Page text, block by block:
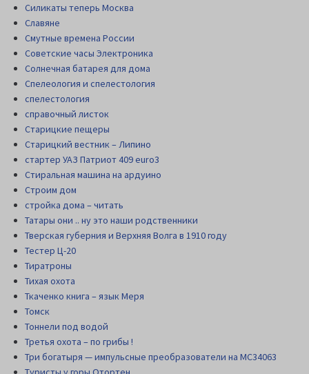
Силикаты теперь Москва
Славяне
Смутные времена России
Советские часы Электроника
Солнечная батарея для дома
Спелеология и спелестология
спелестология
справочный листок
Старицкие пещеры
Старицкий вестник – Липино
стартер УАЗ Патриот 409 euro3
Стиральная машина на ардуино
Строим дом
стройка дома – читать
Татары они .. ну это наши родственники
Тверская губерния и Верхняя Волга в 1910 году
Тестер Ц-20
Тиратроны
Тихая охота
Ткаченко книга – язык Меря
Томск
Тоннели под водой
Третья охота – по грибы !
Три богатыря — импульсные преобразователи на MC34063